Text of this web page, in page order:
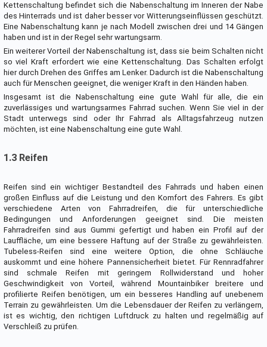
Kettenschaltung befindet sich die Nabenschaltung im Inneren der Nabe
des Hinterrads und ist daher besser vor Witterungseinflüssen geschützt.
Eine Nabenschaltung kann je nach Modell zwischen drei und 14 Gängen
haben und ist in der Regel sehr wartungsarm.
Ein weiterer Vorteil der Nabenschaltung ist, dass sie beim Schalten nicht
so viel Kraft erfordert wie eine Kettenschaltung. Das Schalten erfolgt
hier durch Drehen des Griffes am Lenker. Dadurch ist die Nabenschaltung
auch für Menschen geeignet, die weniger Kraft in den Händen haben.
Insgesamt ist die Nabenschaltung eine gute Wahl für alle, die ein
zuverlässiges und wartungsarmes Fahrrad suchen. Wenn Sie viel in der
Stadt unterwegs sind oder Ihr Fahrrad als Alltagsfahrzeug nutzen
möchten, ist eine Nabenschaltung eine gute Wahl.
1.3 Reifen
Reifen sind ein wichtiger Bestandteil des Fahrrads und haben einen
großen Einfluss auf die Leistung und den Komfort des Fahrers. Es gibt
verschiedene Arten von Fahrradreifen, die für unterschiedliche
Bedingungen und Anforderungen geeignet sind. Die meisten
Fahrradreifen sind aus Gummi gefertigt und haben ein Profil auf der
Lauffläche, um eine bessere Haftung auf der Straße zu gewährleisten.
Tubeless-Reifen sind eine weitere Option, die ohne Schläuche
auskommt und eine höhere Pannensicherheit bietet. Für Rennradfahrer
sind schmale Reifen mit geringem Rollwiderstand und hoher
Geschwindigkeit von Vorteil, während Mountainbiker breitere und
profilierte Reifen benötigen, um ein besseres Handling auf unebenem
Terrain zu gewährleisten. Um die Lebensdauer der Reifen zu verlängern,
ist es wichtig, den richtigen Luftdruck zu halten und regelmäßig auf
Verschleiß zu prüfen.